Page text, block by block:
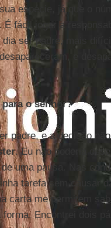
espécie, já que o
fácil jogar a
ser padre, mais
e
o senhor?
padre, e a decisão
. Eu não poderia
uma pausa. Nas
tarefa sem causar
carta me permitem
Encontrei dois